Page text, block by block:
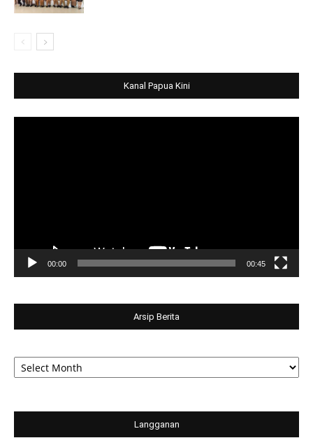
Kanal Papua Kini
00:00 00:45
Arsip Berita
Arsip
Berita
Langganan